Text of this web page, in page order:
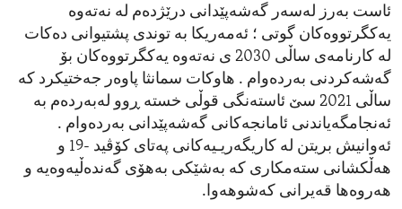
ئاست بەرز لەسەر گەشەپێدانی درێژدەم لە نەتەوە
یەکگرتووەکان گوتی ؛ ئەمەریکا بە توندی پشتیوانی دەکات
لە کارنامەی ساڵی 2030 ی نەتەوە یەکگرتووەکان بۆ
گەشەکردنی بەردەوام . هاوکات سمانثا پاوەر جەختیکرد کە
ساڵی 2021 سێ ئاستەنگی قوڵی خستە ڕوو لەبەردەم بە
ئەنجامگەیاندنی ئامانجەکانی گەشەپێدانی بەردەوام .
ئەوانیش بریتن لە کاریگەریـیەکانی پەتای کۆڤید -19 و
هەڵکشانی ستەمکاری کە بەشێکی بەهۆی گەندەڵیەوەیە و
هەروەها قەیرانی کەشوهەوا.